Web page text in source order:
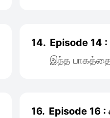
14. Episode 14
இந்த
16. Episode 16